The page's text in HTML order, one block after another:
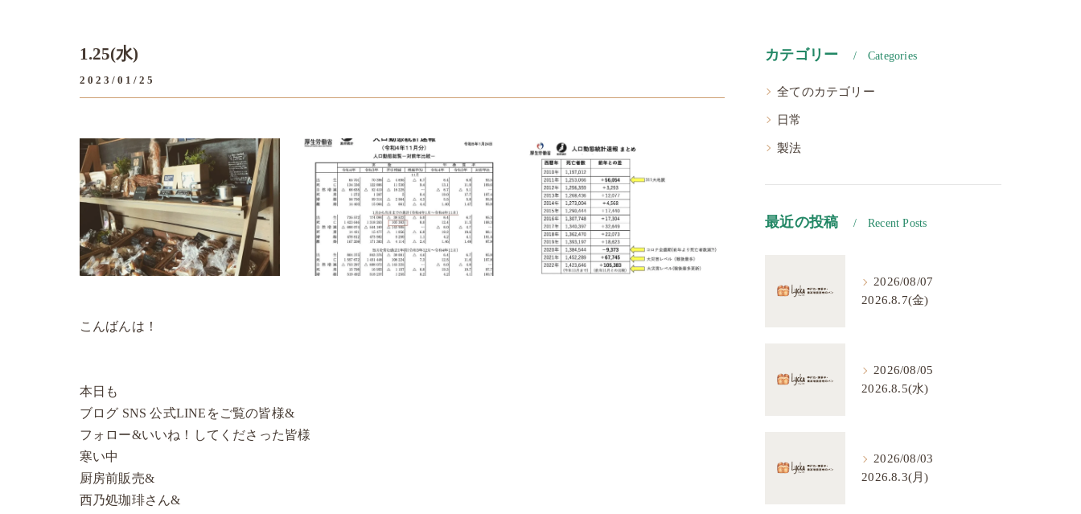
1.25(水)
2023/01/25
こんばんは！
本日も
ブログ SNS 公式LINEをご覧の皆様&
フォロー&いいね！してくださった皆様
寒い中
厨房前販売&
西乃処珈琲さん&
カテゴリー Categories
全てのカテゴリー
日常
製法
最近の投稿 Recent Posts
2026/08/07
2026.8.7(金)
2026/08/05
2026.8.5(水)
2026/08/03
2026.8.3(月)